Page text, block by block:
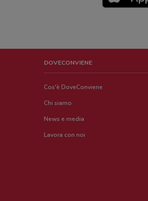
DOVECONVIENE
Cos'è DoveConviene
Chi siamo
News e media
Lavora con noi